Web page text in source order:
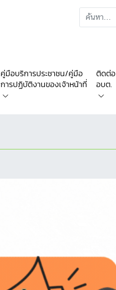
คู่มือบริการประชาชน/คู่มือ
การปฏิบัติงานของเจ้าหน้าที่
ติดต่อ
อบต.